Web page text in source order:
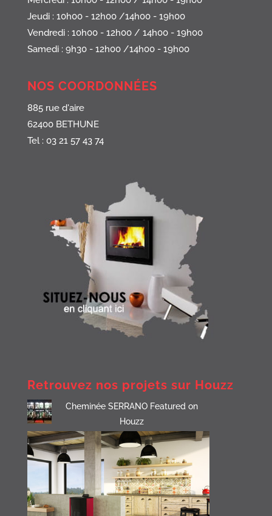
Jeudi : 10h00 - 12h00 /14h00 - 19h00
Vendredi : 10h00 - 12h00 / 14h00 - 19h00
Samedi : 9h30 - 12h00 /14h00 - 19h00
NOS COORDONNÉES
885 rue d'aire
62400 BETHUNE
Tel : 03 21 57 43 74
Retrouvez nos projets sur Houzz
Cheminée SERRANO Featured on
Houzz